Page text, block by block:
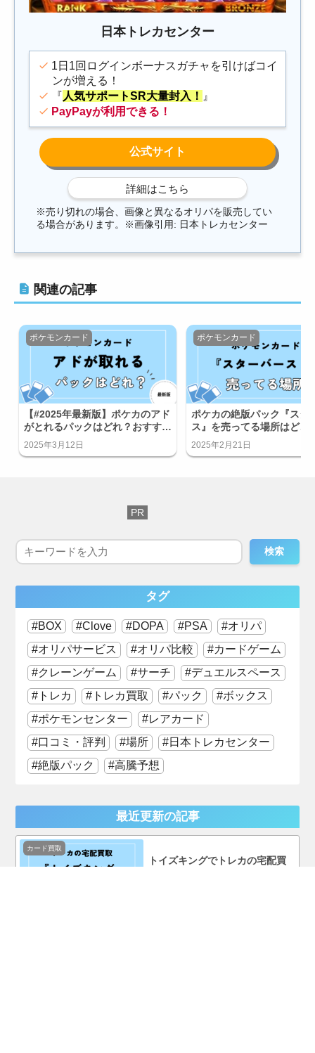
日本トレカセンター
1日1回ログインボーナスガチャを引けばコイ
ンが増える！
『 人気サポートSR大量封入！ 』
PayPayが利用できる！
※売り切れの場合、画像と異なるオリパを販売してい
る場合があります。※画像引用: 日本トレカセンター
関連の記事
【#2025年最新版】ポケカのアド
がとれるパックはどれ？おすすめ
を紹介！
2025年3月12日
ポケモンカード
ポケカの絶版パック『スタ
ス』を売ってる場所はどこ
ビニにある？
2025年2月21日
ポケモンカード
検索
タグ
BOX Clove DOPA PSA
オリパ
オリパサービス
オリパ比較
カードゲーム
クレーンゲーム
サーチ
デュエルスペース
トレカ
トレカ買取 パック
ボックス
ポケモンセンター
レアカード
口コミ・評判
場所
日本トレカセンター
絶版パック
高騰予想
最近更新の記事
トイズキングでトレカの宅配買
カード買取